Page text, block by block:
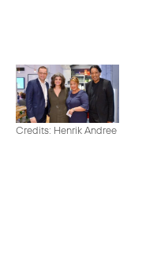
Credits: Henrik Andree